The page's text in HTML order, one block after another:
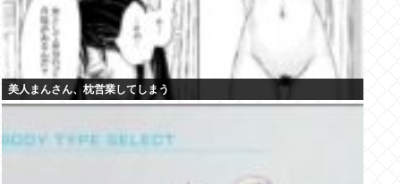
美人まんさん、枕営業してしまう